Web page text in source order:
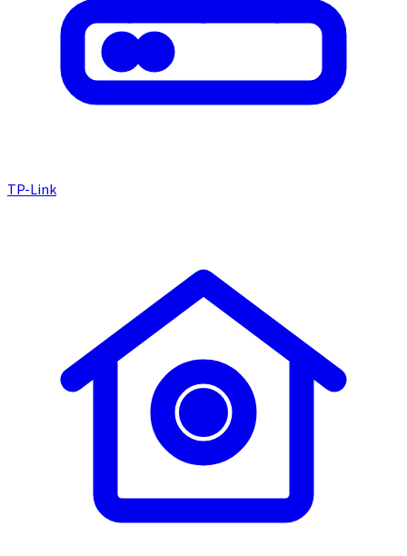
TP-Link